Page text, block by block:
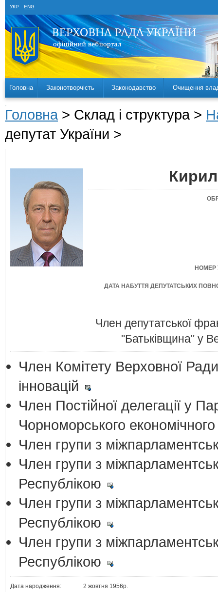
УКР ENG
Головна Законотворчість Законодавство Очищення
Головна > Склад і структура >
депутат України >
НОМЕР
ДАТА НАБУТТЯ ДЕПУТАТСЬКИХ
Член депутатської
"Батьківщина" у
Член Комітету Верховної
інновацій
Член Постійної делегації у
Чорноморського
Член групи з
Член групи з
Республікою
Член групи з
Республікою
Член групи з
Республікою
Дата народження:
2 жовтня 1956р.